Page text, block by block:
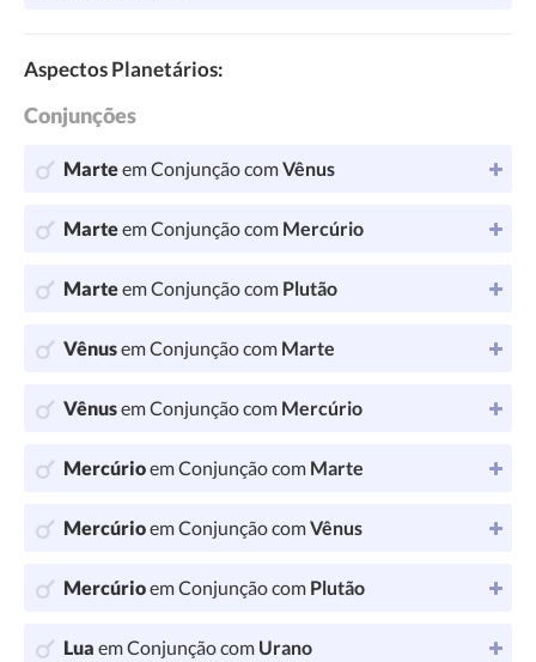
Aspectos Planetários:
Conjunções
Marteem Conjunção comVênus
Marteem Conjunção com Mercúrio
Marteem Conjunção com Plutão
Vênusem Conjunção com Marte
Vênusem Conjunção com Mercúrio
Mercúrioem Conjunção com Marte
Mercúrioem Conjunção comVênus
Mercúrioem Conjunção com Plutão
Lua em Conjunção com Urano